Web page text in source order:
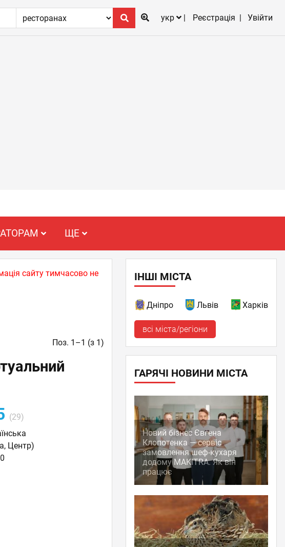
укр
Реєстрація Увійти
ЩЕ
сайту тимчасово не
Поз. 1–1 (з 1)
(29)
Центр)
ІНШІ МІСТА
Дніпро Львів Харків
всі міста/регіони
ГАРЯЧІ НОВИНИ МІСТА
Новий бізнес Євгена
Клопотенка — сервіс
замовлення шеф-кухаря
додому MAKITRA. Як він
працює